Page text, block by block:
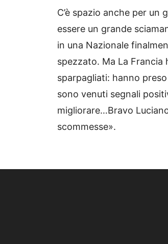
C’è spazio anche per un
essere un grande
in una Nazionale
spezzato. Ma La
sparpagliati: hanno
sono venuti segnali
migliorare…Bravo
scommesse».